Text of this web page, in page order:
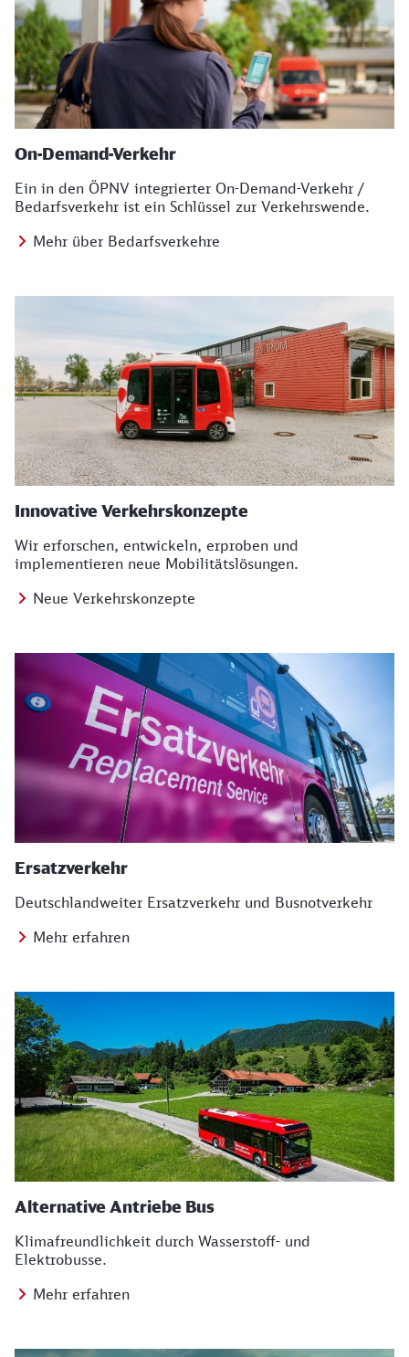
On-Demand-Verkehr
Ein in den ÖPNV integrierter On-Demand-Verkehr /
Bedarfsverkehr ist ein Schlüssel zur Verkehrswende.
Mehr über Bedarfsverkehre
Innovative Verkehrskonzepte
Wir erforschen, entwickeln, erproben und
implementieren neue Mobilitätslösungen.
Neue Verkehrskonzepte
Ersatzverkehr
Deutschlandweiter Ersatzverkehr und Busnotverkehr
Mehr erfahren
Alternative Antriebe Bus
Klimafreundlichkeit durch Wasserstoff- und
Elektrobusse.
Mehr erfahren